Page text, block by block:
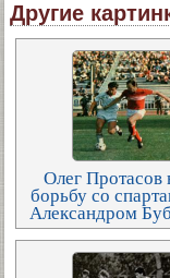
Другие
Олег Протасов
борьбу со
Александром